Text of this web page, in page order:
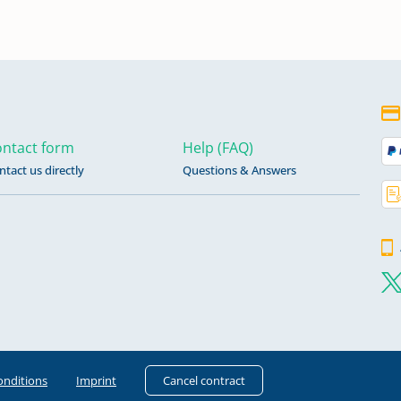
form
us directly
Help (FAQ)
Questions & Answers
Imprint Cancel contract